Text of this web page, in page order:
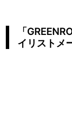
「
イリストメ